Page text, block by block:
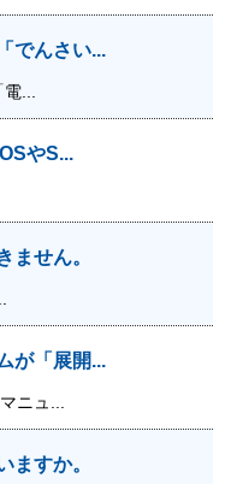
でんさい...
...
やS...
ません。
が「展開...
ニュ...
ますか。